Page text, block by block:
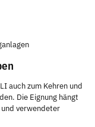
auch zum Kehren und
Die Eignung hängt
verwendeter